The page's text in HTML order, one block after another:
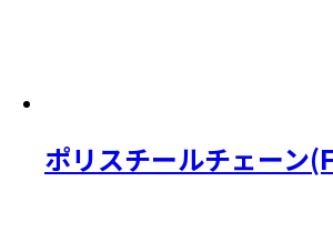
ポリスチールチェーン